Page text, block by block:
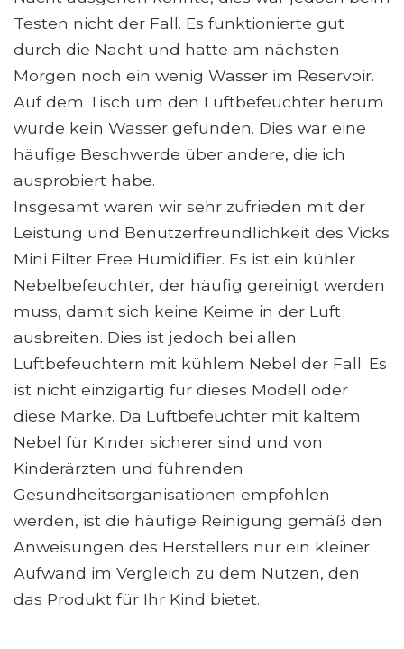
Testen nicht der Fall. Es funktionierte gut
durch die Nacht und hatte am nächsten
Morgen noch ein wenig Wasser im Reservoir.
Auf dem Tisch um den Luftbefeuchter herum
wurde kein Wasser gefunden. Dies war eine
häufige Beschwerde über andere, die ich
ausprobiert habe.
Insgesamt waren wir sehr zufrieden mit der
Leistung und Benutzerfreundlichkeit des Vicks
Mini Filter Free Humidifier. Es ist ein kühler
Nebelbefeuchter, der häufig gereinigt werden
muss, damit sich keine Keime in der Luft
ausbreiten. Dies ist jedoch bei allen
Luftbefeuchtern mit kühlem Nebel der Fall. Es
ist nicht einzigartig für dieses Modell oder
diese Marke. Da Luftbefeuchter mit kaltem
Nebel für Kinder sicherer sind und von
Kinderärzten und führenden
Gesundheitsorganisationen empfohlen
werden, ist die häufige Reinigung gemäß den
Anweisungen des Herstellers nur ein kleiner
Aufwand im Vergleich zu dem Nutzen, den
das Produkt für Ihr Kind bietet.